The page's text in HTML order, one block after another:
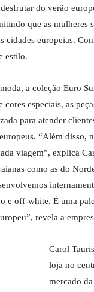
do verão
que as mulheres
cidades europeias.
estilo.
a coleção Euro
especiais, as
para atender
“Além disso,
viagem”, explica
como as do
e off-white. É uma
revela a
Carol
loja no
mercado